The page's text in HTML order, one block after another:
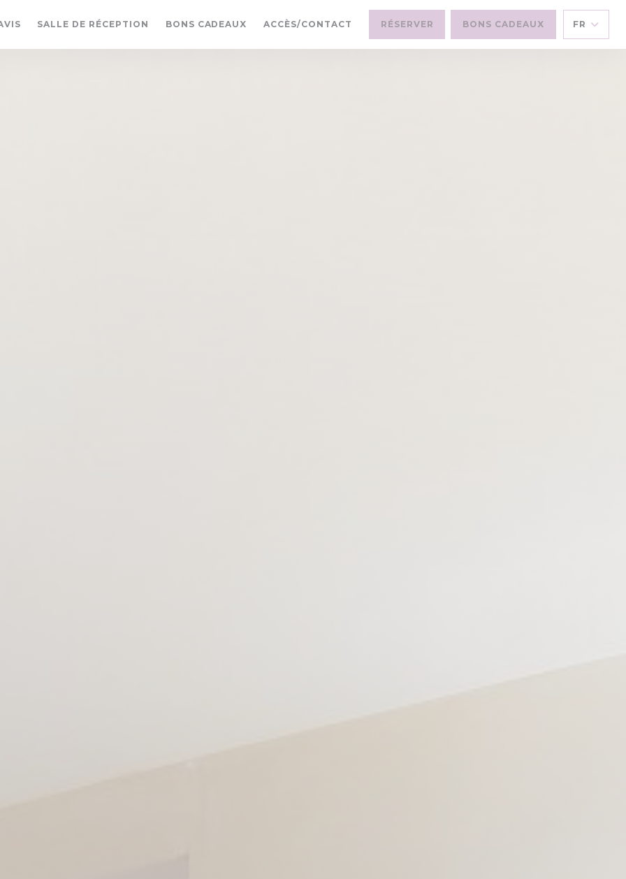
SALLE DE RÉCEPTION BONS CADEAUX ((OUVRE UNE NOUVELLE FENÊTRE))
ACCÈS/CONTACT RÉSERVER BONS CADEAUX FR